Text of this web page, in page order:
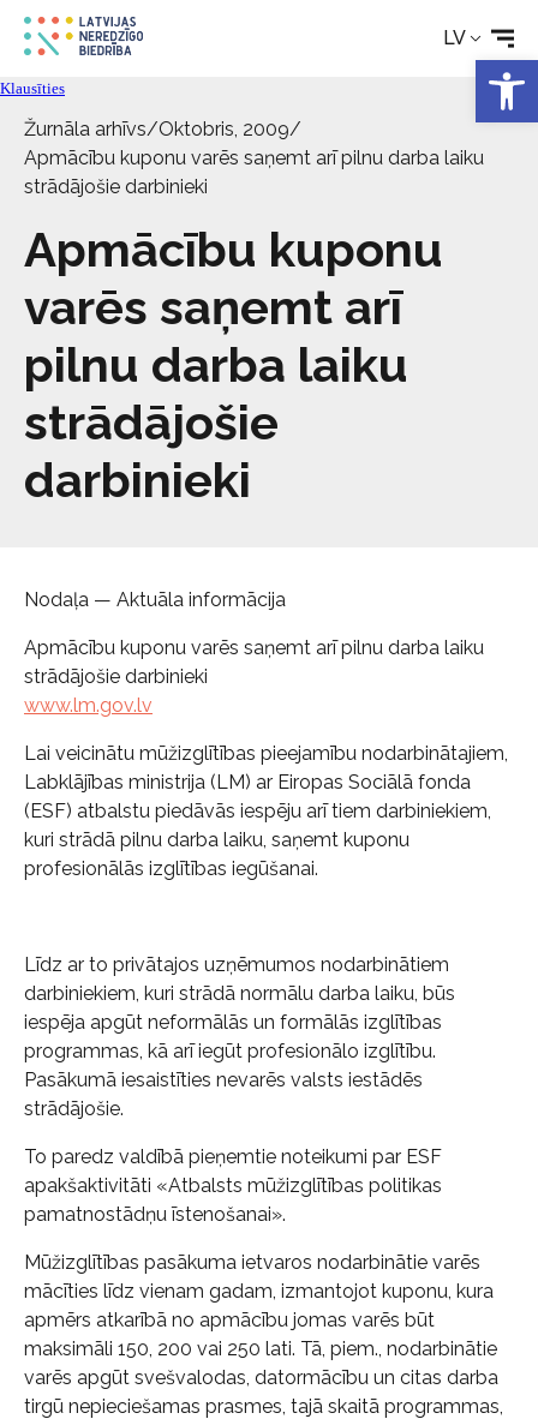
LV
Tehniskie palīglīdzekļi
Aktualitātes
Pakalpojumi
Par biedrību
Kontakti
Klausīties
Žurnāla arhīvs/Oktobris, 2009/
Apmācību kuponu varēs saņemt arī pilnu darba laiku
strādājošie darbinieki
Apmācību kuponu
varēs saņemt arī
pilnu darba laiku
strādājošie
darbinieki
Nodaļa — Aktuāla informācija
Apmācību kuponu varēs saņemt arī pilnu darba laiku
strādājošie darbinieki
www.lm.gov.lv
Lai veicinātu mūžizglītības pieejamību nodarbinātajiem,
Labklājības ministrija (LM) ar Eiropas Sociālā fonda
(ESF) atbalstu piedāvās iespēju arī tiem darbiniekiem,
kuri strādā pilnu darba laiku, saņemt kuponu
profesionālās izglītības iegūšanai.
Līdz ar to privātajos uzņēmumos nodarbinātiem
darbiniekiem, kuri strādā normālu darba laiku, būs
iespēja apgūt neformālās un formālās izglītības
programmas, kā arī iegūt profesionālo izglītību.
Pasākumā iesaistīties nevarēs valsts iestādēs
strādājošie.
To paredz valdībā pieņemtie noteikumi par ESF
apakšaktivitāti «Atbalsts mūžizglītības politikas
pamatnostādņu īstenošanai».
Mūžizglītības pasākuma ietvaros nodarbinātie varēs
mācīties līdz vienam gadam, izmantojot kuponu, kura
apmērs atkarībā no apmācību jomas varēs būt
maksimāli 150, 200 vai 250 lati. Tā, piem., nodarbinātie
varēs apgūt svešvalodas, datormācību un citas darba
tirgū nepieciešamas prasmes, tajā skaitā programmas,